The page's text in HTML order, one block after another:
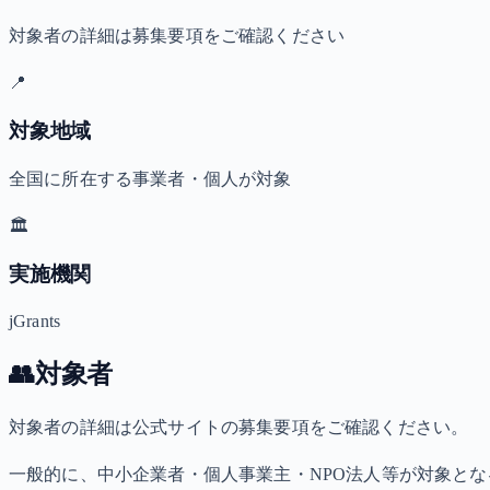
対象者の詳細は募集要項をご確認ください
📍
対象地域
全国に所在する事業者・個人が対象
🏛️
実施機関
jGrants
👥対象者
対象者の詳細は公式サイトの募集要項をご確認ください。
一般的に、中小企業者・個人事業主・NPO法人等が対象とな